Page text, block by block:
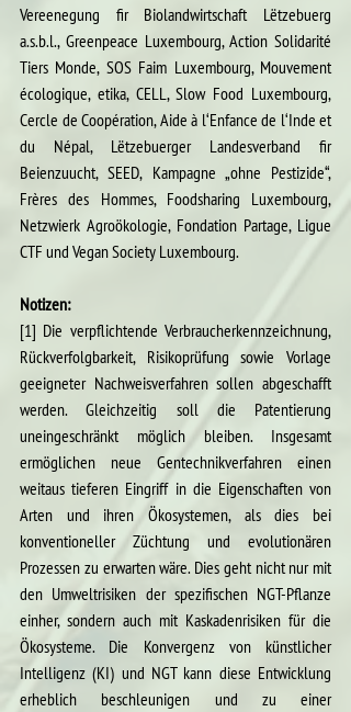
Vereenegung fir Biolandwirtschaft Lëtzebuerg
a.s.b.l., Greenpeace Luxembourg, Action Solidarité
Tiers Monde, SOS Faim Luxembourg, Mouvement
écologique, etika, CELL, Slow Food Luxembourg,
Cercle de Coopération, Aide à l‘Enfance de l‘Inde et
du Népal, Lëtzebuerger Landesverband fir
Beienzuucht, SEED, Kampagne „ohne Pestizide“,
Frères des Hommes, Foodsharing Luxembourg,
Netzwierk Agroökologie, Fondation Partage, Ligue
CTF und Vegan Society Luxembourg.
Notizen:
[1] Die verpflichtende Verbraucherkennzeichnung,
Rückverfolgbarkeit, Risikoprüfung sowie Vorlage
geeigneter Nachweisverfahren sollen abgeschafft
werden. Gleichzeitig soll die Patentierung
uneingeschränkt möglich bleiben. Insgesamt
ermöglichen neue Gentechnikverfahren einen
weitaus tieferen Eingriff in die Eigenschaften von
Arten und ihren Ökosystemen, als dies bei
konventioneller Züchtung und evolutionären
Prozessen zu erwarten wäre. Dies geht nicht nur mit
den Umweltrisiken der spezifischen NGT-Pflanze
einher, sondern auch mit Kaskadenrisiken für die
Ökosysteme. Die Konvergenz von künstlicher
Intelligenz (KI) und NGT kann diese Entwicklung
erheblich beschleunigen und zu einer